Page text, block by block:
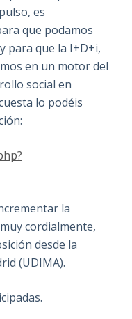
es
que podamos
para que la I+D+i,
en un motor del
social en
lo podéis
la
cordialmente,
desde la
(UDIMA).